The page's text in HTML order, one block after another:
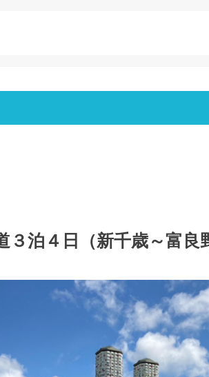
３泊４日（新千歳～富